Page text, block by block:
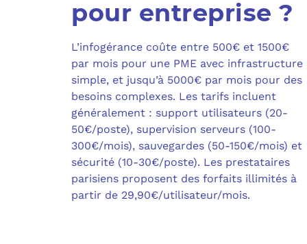
pour entreprise ?
L’infogérance coûte entre 500€ et 1500€
par mois pour une PME avec infrastructure
simple, et jusqu’à 5000€ par mois pour des
besoins complexes. Les tarifs incluent
généralement : support utilisateurs (20-
50€/poste), supervision serveurs (100-
300€/mois), sauvegardes (50-150€/mois) et
sécurité (10-30€/poste). Les prestataires
parisiens proposent des forfaits illimités à
partir de 29,90€/utilisateur/mois.